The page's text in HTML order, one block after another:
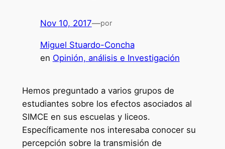
Nov 10, 2017—por
Miguel Stuardo-Concha
en Opinión, análisis e Investigación
Hemos preguntado a varios grupos de
estudiantes sobre los efectos asociados al
SIMCE en sus escuelas y liceos.
Específicamente nos interesaba conocer su
percepción sobre la transmisión de